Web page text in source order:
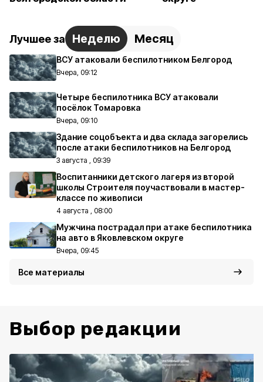
Лучшее за Неделю Месяц
ВСУ атаковали беспилотником Белгород
Вчера, 09:12
Четыре беспилотника ВСУ атаковали
посёлок Томаровка
Вчера, 09:10
Здание соцобъекта и два склада загорелись
после атаки беспилотников на Белгород
3 августа , 09:39
Воспитанники детского лагеря из второй
школы Строителя поучаствовали в мастер-
классе по живописи
4 августа , 08:00
Мужчина пострадал при атаке беспилотника
на авто в Яковлевском округе
Вчера, 09:45
Все материалы
Выбор редакции